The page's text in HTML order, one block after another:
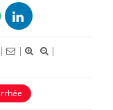
| |
|